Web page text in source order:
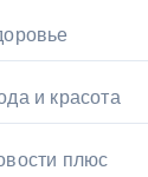
и красота
плюс